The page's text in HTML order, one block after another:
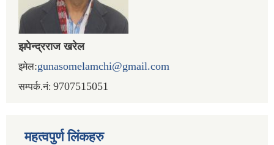
झपेन्द्रराज खरेल
इमेल:gunasomelamchi@gmail.com
सम्पर्क.नं: 9707515051
महत्वपुर्ण लिंकहरु